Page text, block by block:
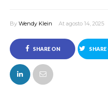
By Wendy Klein At agosto 14, 2025
SHARE ON
FACEBOOK